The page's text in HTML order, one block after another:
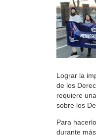
Lograr la
de los
requiere
sobre los
Para
durante